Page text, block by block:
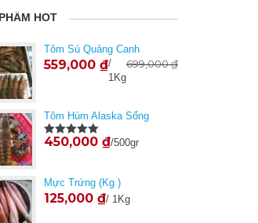
HOT
Tôm Sú Quảng Canh
699,000₫
559,000 ₫/
1Kg
Tôm Hùm Alaska Sống
Được xếp
450,000 ₫/500gr
Mực Trứng (Kg )
125,000 ₫/ 1Kg